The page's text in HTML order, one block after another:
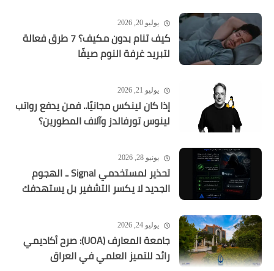
يوليو 20, 2026
كيف تنام بدون مكيف؟ 7 طرق فعالة
لتبريد غرفة النوم صيفًا
يوليو 21, 2026
إذا كان لينكس مجانيًا.. فمن يدفع رواتب
لينوس تورفالدز وآلاف المطورين؟
يونيو 28, 2026
تحذير لمستخدمي Signal .. الهجوم
الجديد لا يكسر التشفير بل يستهدفك
يوليو 24, 2026
جامعة المعارف (UOA): صرح أكاديمي
رائد للتميز العلمي في العراق